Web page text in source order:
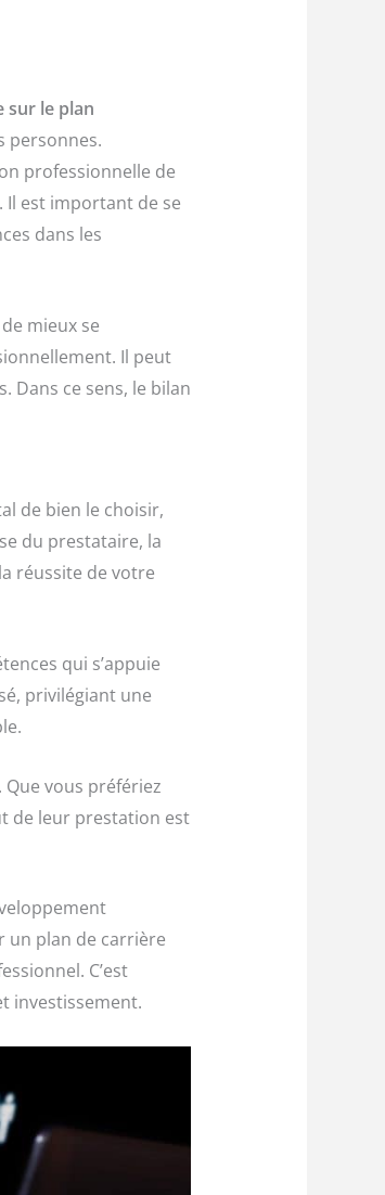
sur le plan
personnes.
professionnelle de
Il est important de se
dans les
mieux se
Il peut
Dans ce sens, le bilan
de bien le choisir,
du prestataire, la
réussite de votre
qui s’appuie
privilégiant une
vous préfériez
de leur prestation est
un plan de carrière
C’est
investissement.